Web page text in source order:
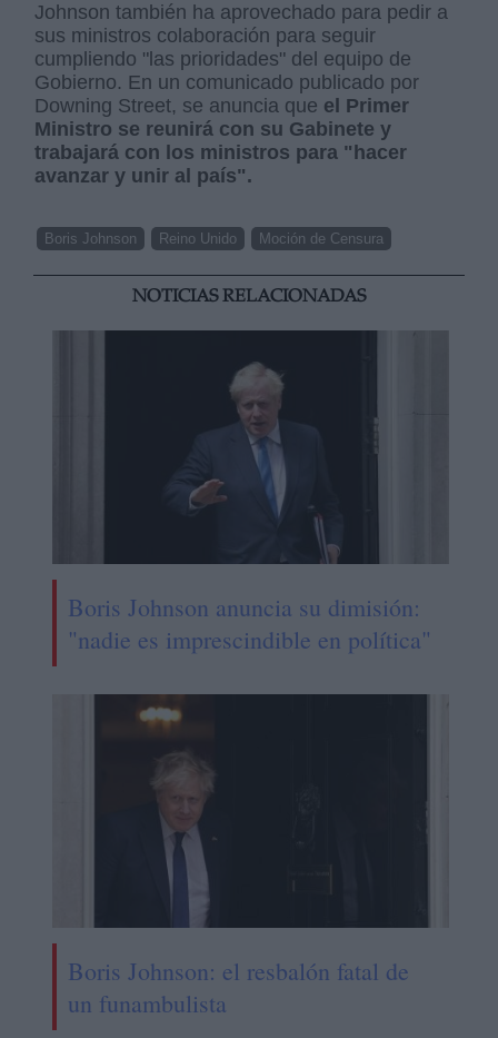
Johnson también ha aprovechado para pedir a
sus ministros colaboración para seguir
cumpliendo "las prioridades" del equipo de
Gobierno. En un comunicado publicado por
Downing Street, se anuncia que el Primer
Ministro se reunirá con su Gabinete y
trabajará con los ministros para "hacer
avanzar y unir al país".
Boris Johnson Reino Unido Moción de Censura
NOTICIAS RELACIONADAS
Boris Johnson anuncia su dimisión:
"nadie es imprescindible en política"
Boris Johnson: el resbalón fatal de
un funambulista